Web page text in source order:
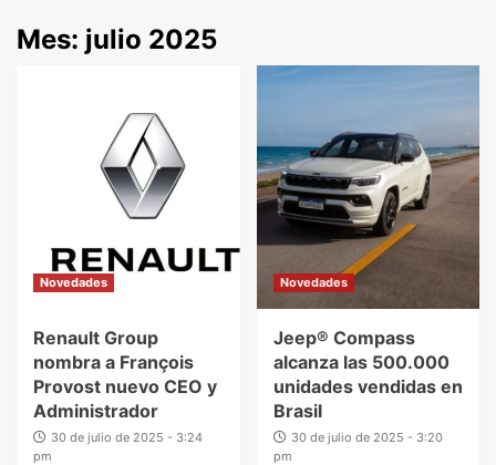
Mes: julio 2025
Novedades
Renault Group
nombra a François
Provost nuevo CEO y
Administrador
30 de julio de 2025 - 3:24
pm
Novedades
Jeep® Compass
alcanza las 500.000
unidades vendidas en
Brasil
30 de julio de 2025 - 3:20
pm